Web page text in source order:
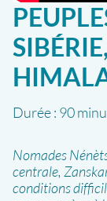
Durée : 90
Nomades
centrale,
conditions